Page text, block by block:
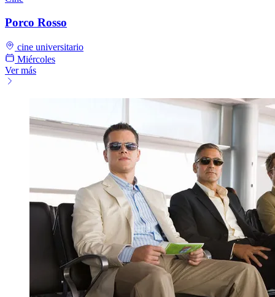
Porco Rosso
cine universitario
Miércoles
Ver más